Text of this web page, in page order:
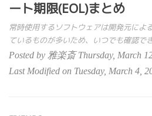
ート期限(EOL)まとめ
常時使用するソフトウェアは開発元によ
ているものが多いため、いつでも確認で
Posted by 雅楽斎 Thursday, March
Last Modified on Tuesday, March 4,